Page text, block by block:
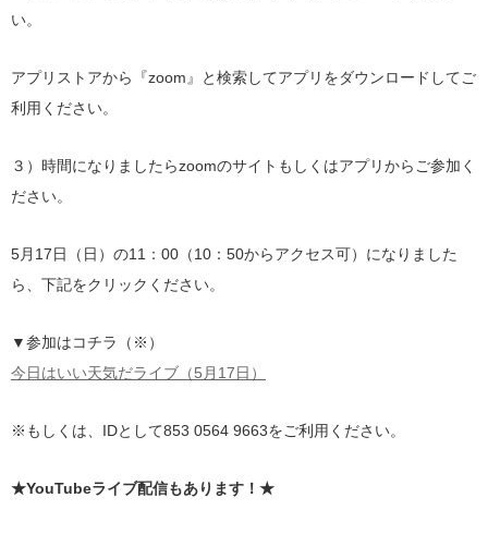
い。
アプリストアから『zoom』と検索してアプリをダウンロードしてご
利用ください。
３）時間になりましたらzoomのサイトもしくはアプリからご参加く
ださい。
5月17日（日）の11：00（10：50からアクセス可）になりました
ら、下記をクリックください。
▼参加はコチラ（※）
今日はいい天気だライブ（5月17日）
※もしくは、IDとして853 0564 9663をご利用ください。
★YouTubeライブ配信もあります！★